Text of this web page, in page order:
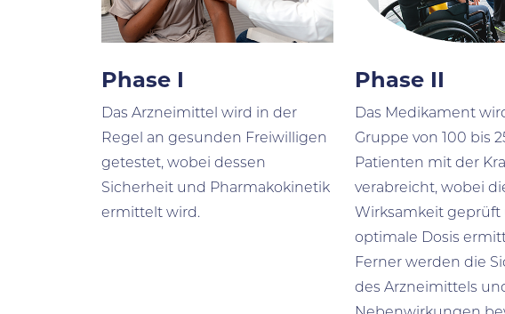
Phase I
Das Arzneimittel wird in der
Regel an gesunden Freiwilligen
getestet, wobei dessen
Sicherheit und Pharmakokinetik
ermittelt wird.
Phase II
Das Medikament
Gruppe von 100 bis
Patienten mit der
verabreicht, wobei
Wirksamkeit geprüft
optimale Dosis
Ferner werden die
des Arzneimittels